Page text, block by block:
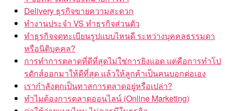
Delivery ธุรกิจขายความสะดวก
ทำงานประจำ VS ทำธุรกิจส่วนตัว
ทำธุรกิจจดทะเบียนรูปแบบไหนดี ระหว่างบุคคลธรรมดา
หรือนิติบุคคล?
การทำการตลาดที่ดีที่สุดไม่ใช่การยิงแอด แต่คือการทำโป
รดักส์ออกมาให้ดีที่สุด แล้วให้ลูกค้าเป็นคนบอกต่อเอง
เรากำลังตกเป็นทาสการตลาดอยู่หรือเปล่า?
ทำไมต้องการตลาดออนไลน์ (Online Marketing)
ค่าใช้จ่ายแบบไหน ไม่ควรมีในธุรกิจ